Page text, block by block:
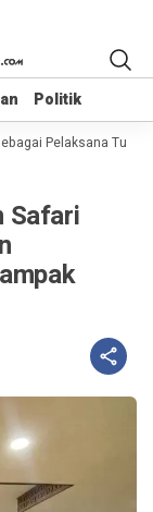
Politik
Politik
Pelaksana Tugas
Safari